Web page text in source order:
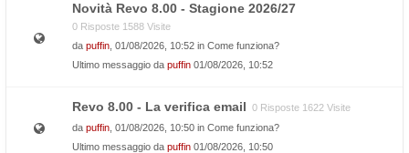
Novità Revo 8.00 - Stagione 2026/27
0 Risposte 1588 Visite
da puffin , 01/08/2026, 10:52 in Come funziona?
Ultimo messaggio da puffin 01/08/2026, 10:52
Revo 8.00 - La verifica email 0 Risposte 1622 Visite
da puffin , 01/08/2026, 10:50 in Come funziona?
Ultimo messaggio da puffin 01/08/2026, 10:50